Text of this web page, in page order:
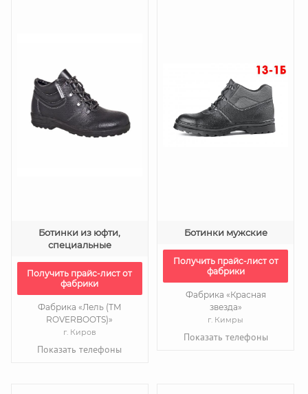
Ботинки из юфти,
специальные
Получить прайс-лист от
фабрики
Фабрика «Лель (ТМ
ROVERBOOTS)»
г. Киров
Показать телефоны
Ботинки мужские
Получить прайс-лист от
фабрики
Фабрика «Красная
звезда»
г. Кимры
Показать телефоны